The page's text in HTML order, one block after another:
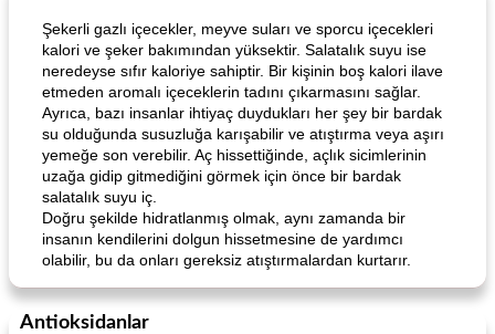
Şekerli gazlı içecekler, meyve suları ve sporcu içecekleri
kalori ve şeker bakımından yüksektir. Salatalık suyu ise
neredeyse sıfır kaloriye sahiptir. Bir kişinin boş kalori ilave
etmeden aromalı içeceklerin tadını çıkarmasını sağlar.
Ayrıca, bazı insanlar ihtiyaç duydukları her şey bir bardak
su olduğunda susuzluğa karışabilir ve atıştırma veya aşırı
yemeğe son verebilir. Aç hissettiğinde, açlık sicimlerinin
uzağa gidip gitmediğini görmek için önce bir bardak
salatalık suyu iç.
Doğru şekilde hidratlanmış olmak, aynı zamanda bir
insanın kendilerini dolgun hissetmesine de yardımcı
olabilir, bu da onları gereksiz atıştırmalardan kurtarır.
Antioksidanlar